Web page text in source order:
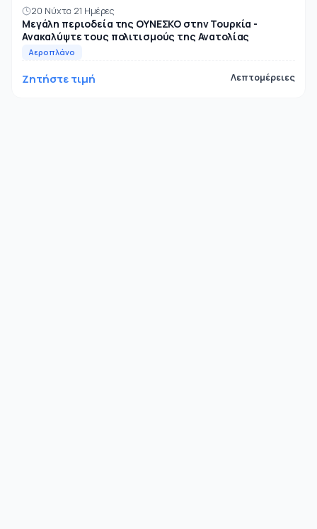
20 Νύχτα 21 Ημέρες
Μεγάλη περιοδεία της ΟΥΝΕΣΚΟ στην Τουρκία -
Ανακαλύψτε τους πολιτισμούς της Ανατολίας
Αεροπλάνο
Ζητήστε τιμή Λεπτομέρειες